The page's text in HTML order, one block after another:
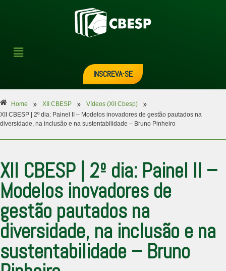
INSCREVA-SE
Home » XII CBESP » Vídeos (XII Cbesp) »
XII CBESP | 2º dia: Painel II – Modelos inovadores de gestão pautados na
diversidade, na inclusão e na sustentabilidade – Bruno Pinheiro
XII CBESP | 2º dia: Painel II –
Modelos inovadores de
gestão pautados na
diversidade, na inclusão e na
sustentabilidade – Bruno